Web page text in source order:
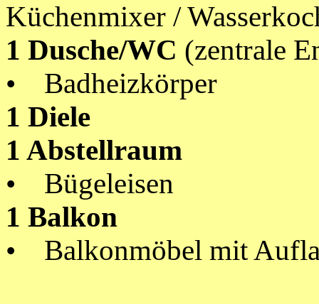
Küchenmixer /
1 Dusche/WC (zentrale
• Badheizkörper
1 Diele
1 Abstellraum
• Bügeleisen
1 Balkon
• Balkonmöbel mit